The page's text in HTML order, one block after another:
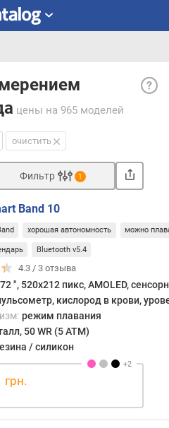
цены на 965 моделей
—
без
и
очистить
Фильтр 1
Band 10
хорошая автономность можно
Bluetooth v5.4
4.3 /3 отзыва
", 520x212 пикс, AMOLED,
кислород в крови,
режим плавания
50 WR (5 ATM)
/ силикон
грн.